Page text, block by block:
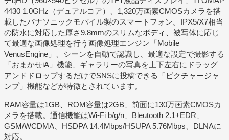
4430 1.0GHz（デュアルコア）、1,320万画素CMOSカメラを搭
載したパナソニックモバイル製のスマートフォン。IPX5/X7相当
の防水に対応した厚さ9.8mmのスリムなボディ、被写体に応じ
て最適な画像処理を行う画像処理エンジン「Mobile
VenusEngine」、シーンを自動で認識し、最適な設定で撮影する
「おまかせiA」機能、ギャラリーの写真を上下左右にドラッグ
アンドドロップするだけでSNSに投稿できる「ピクチャージャ
ンプ」機能などが特徴とされています。
RAM容量は1GB、ROM容量は2GB、前面に130万画素CMOSカ
メラを搭載。通信機能はWi-Fi b/g/n、Bleutooth 2.1+EDR、
GSM/WCDMA、HSDPA 14.4Mbps/HSUPA 5.76Mbps、DLNAに
対応。